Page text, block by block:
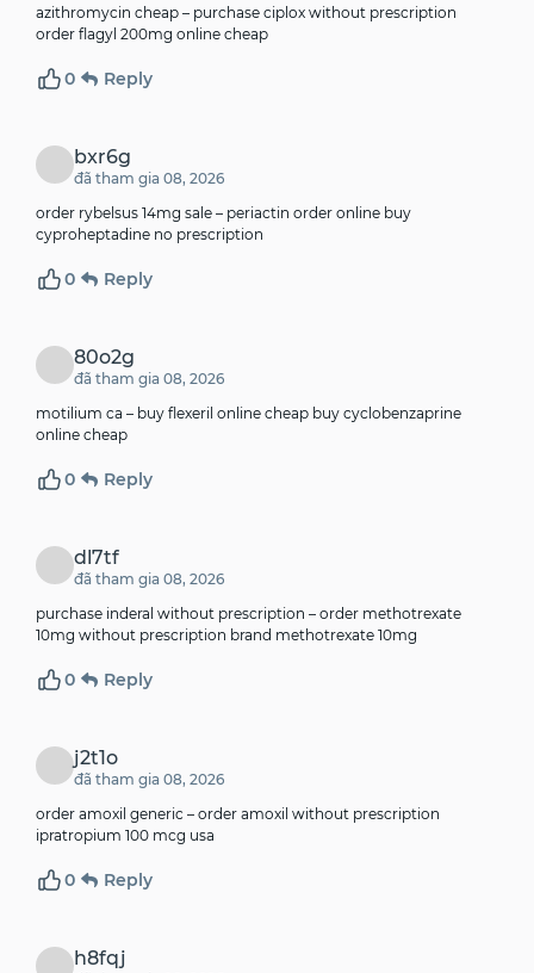
azithromycin cheap – purchase ciplox without prescription
order flagyl 200mg online cheap
0 Reply
bxr6g
đã tham gia 08, 2026
order rybelsus 14mg sale – periactin order online buy
cyproheptadine no prescription
0 Reply
80o2g
đã tham gia 08, 2026
motilium ca – buy flexeril online cheap buy cyclobenzaprine
online cheap
0 Reply
dl7tf
đã tham gia 08, 2026
purchase inderal without prescription – order methotrexate
10mg without prescription brand methotrexate 10mg
0 Reply
j2t1o
đã tham gia 08, 2026
order amoxil generic – order amoxil without prescription
ipratropium 100 mcg usa
0 Reply
h8fqj